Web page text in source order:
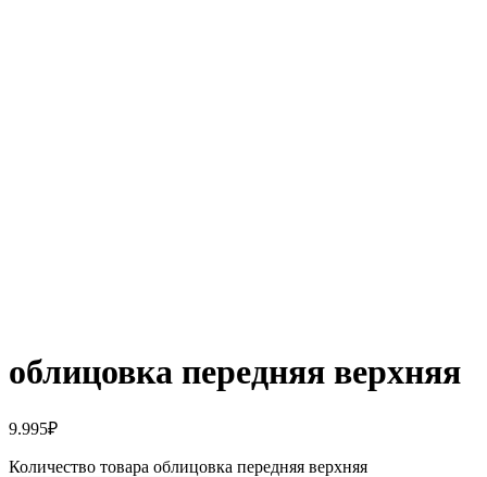
облицовка передняя верхняя
9.995₽
Количество товара облицовка передняя верхняя